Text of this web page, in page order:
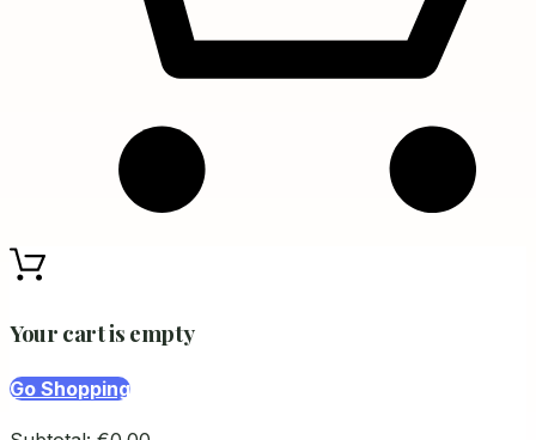
Your cart is empty
Go Shopping